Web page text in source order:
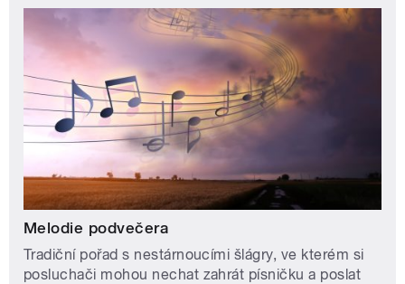
Melodie podvečera
Tradiční pořad s nestárnoucími šlágry, ve kterém si
posluchači mohou nechat zahrát písničku a poslat